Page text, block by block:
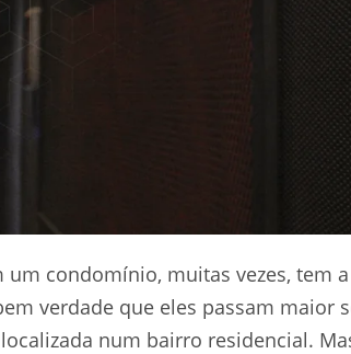
condomínio, muitas vezes, tem
verdade que eles passam maior
num bairro residencial.